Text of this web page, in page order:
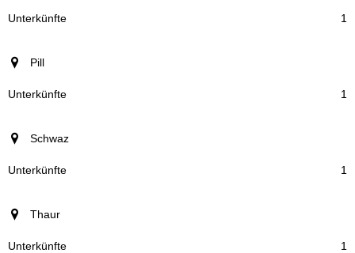
1
Pill
1
Schwaz
1
Thaur
1